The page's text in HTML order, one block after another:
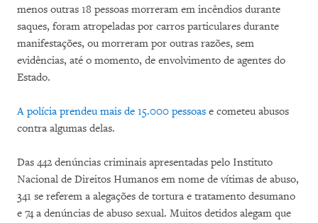
menos outras 18 pessoas morreram em incêndios durante
saques, foram atropeladas por carros particulares durante
manifestações, ou morreram por outras razões, sem
evidências, até o momento, de envolvimento de agentes do
Estado.
A polícia prendeu mais de 15.000 pessoas e cometeu abusos
contra algumas delas.
Das 442 denúncias criminais apresentadas pelo Instituto
Nacional de Direitos Humanos em nome de vítimas de abuso,
341 se referem a alegações de tortura e tratamento desumano
e 74 a denúncias de abuso sexual. Muitos detidos alegam que